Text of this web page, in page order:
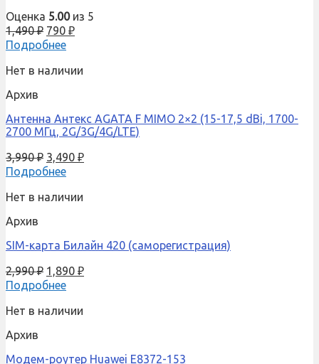
Оценка 5.00из 5
1,490₽ 790 ₽
Подробнее
Нет в наличии
Архив
Антенна Антекс AGATA F MIMO 2×2 (15-17,5 dBi, 1700-
2700 МГц, 2G/3G/4G/LTE)
3,990₽ 3,490 ₽
Подробнее
Нет в наличии
Архив
SIM-карта Билайн 420 (саморегистрация)
2,990₽ 1,890 ₽
Подробнее
Нет в наличии
Архив
Модем-роутер Huawei E8372-153